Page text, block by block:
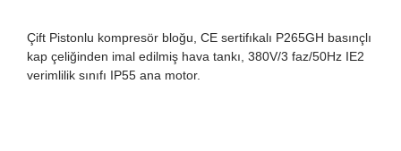
Çift Pistonlu kompresör bloğu, CE sertifıkalı P265GH basınçlı
kap çeliğinden imal edilmiş hava tankı, 380V/3 faz/50Hz IE2
verimlilik sınıfı IP55 ana motor.